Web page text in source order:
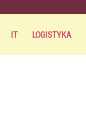
IT LOGISTYKA